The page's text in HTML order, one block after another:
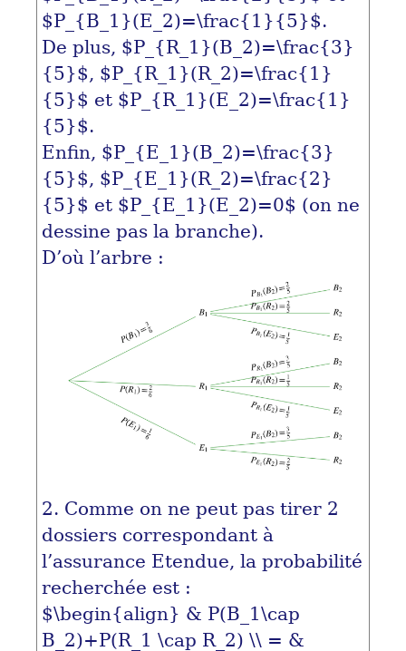
$P_{B_1}(E_2)=\frac{1}{5}$.
De plus, $P_{R_1}(B_2)=\frac{3}
{5}$, $P_{R_1}(R_2)=\frac{1}
{5}$ et $P_{R_1}(E_2)=\frac{1}
{5}$.
Enfin, $P_{E_1}(B_2)=\frac{3}
{5}$, $P_{E_1}(R_2)=\frac{2}
{5}$ et $P_{E_1}(E_2)=0$ (on ne
dessine pas la branche).
D’où l’arbre :
2. Comme on ne peut pas tirer 2
dossiers correspondant à
l’assurance Etendue, la probabilité
recherchée est :
$\begin{align} & P(B_1\cap
B_2)+P(R_1 \cap R_2) \\ = &